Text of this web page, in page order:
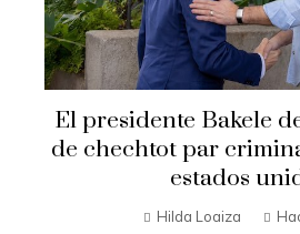
El presidente Bakele
de chechtot par
estados
Hilda Loaiza